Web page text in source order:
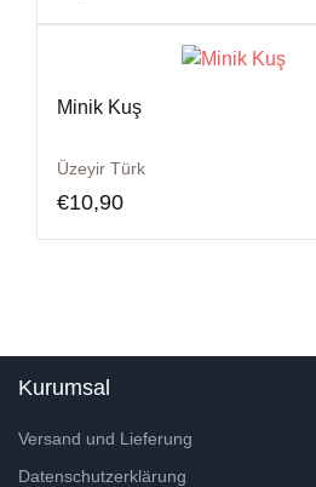
Minik Kuş
Üzeyir Türk
€10,90
Kurumsal
Versand und Lieferung
Datenschutzerklärung